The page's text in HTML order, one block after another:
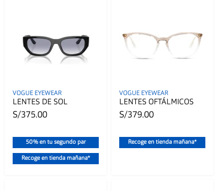
VOGUE EYEWEAR
LENTES DE SOL
S/375.00
50% en tu segundo par
Recoge en tienda mañana*
VOGUE EYEWEAR
LENTES OFTÁLMICOS
S/379.00
Recoge en tienda mañana*